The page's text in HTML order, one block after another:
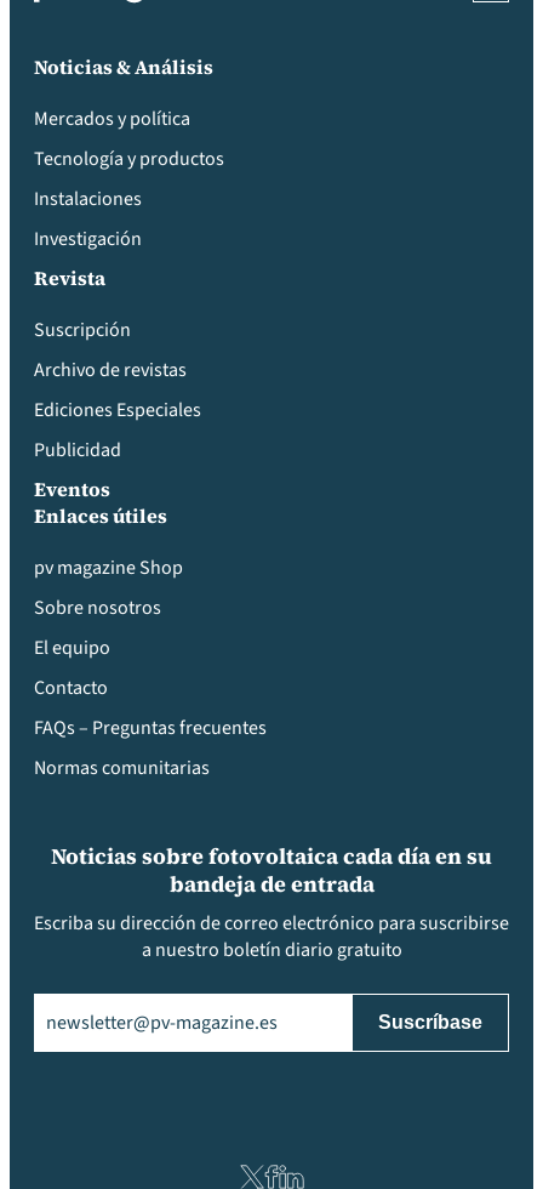
Noticias & Análisis
Mercados y política
Tecnología y productos
Instalaciones
Investigación
Revista
Suscripción
Archivo de revistas
Ediciones Especiales
Publicidad
Eventos
Enlaces útiles
pv magazine Shop
Sobre nosotros
El equipo
Contacto
FAQs – Preguntas frecuentes
Normas comunitarias
Noticias sobre fotovoltaica cada día en su
bandeja de entrada
Escriba su dirección de correo electrónico para suscribirse
a nuestro boletín diario gratuito